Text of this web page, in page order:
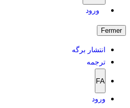
ورود
Fermer
انتشار برگه
ترجمه
FA
ورود